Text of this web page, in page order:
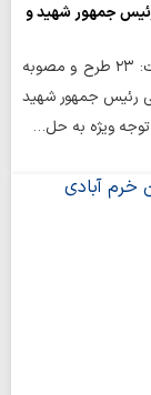
رئیس جمهور شهید و
حوزه/ نماینده ولی فقیه در استان خراسان رضوی گفت: ۲۳ طرح و مصوبه
رئیس جمهور شهید
ویژه به حل…